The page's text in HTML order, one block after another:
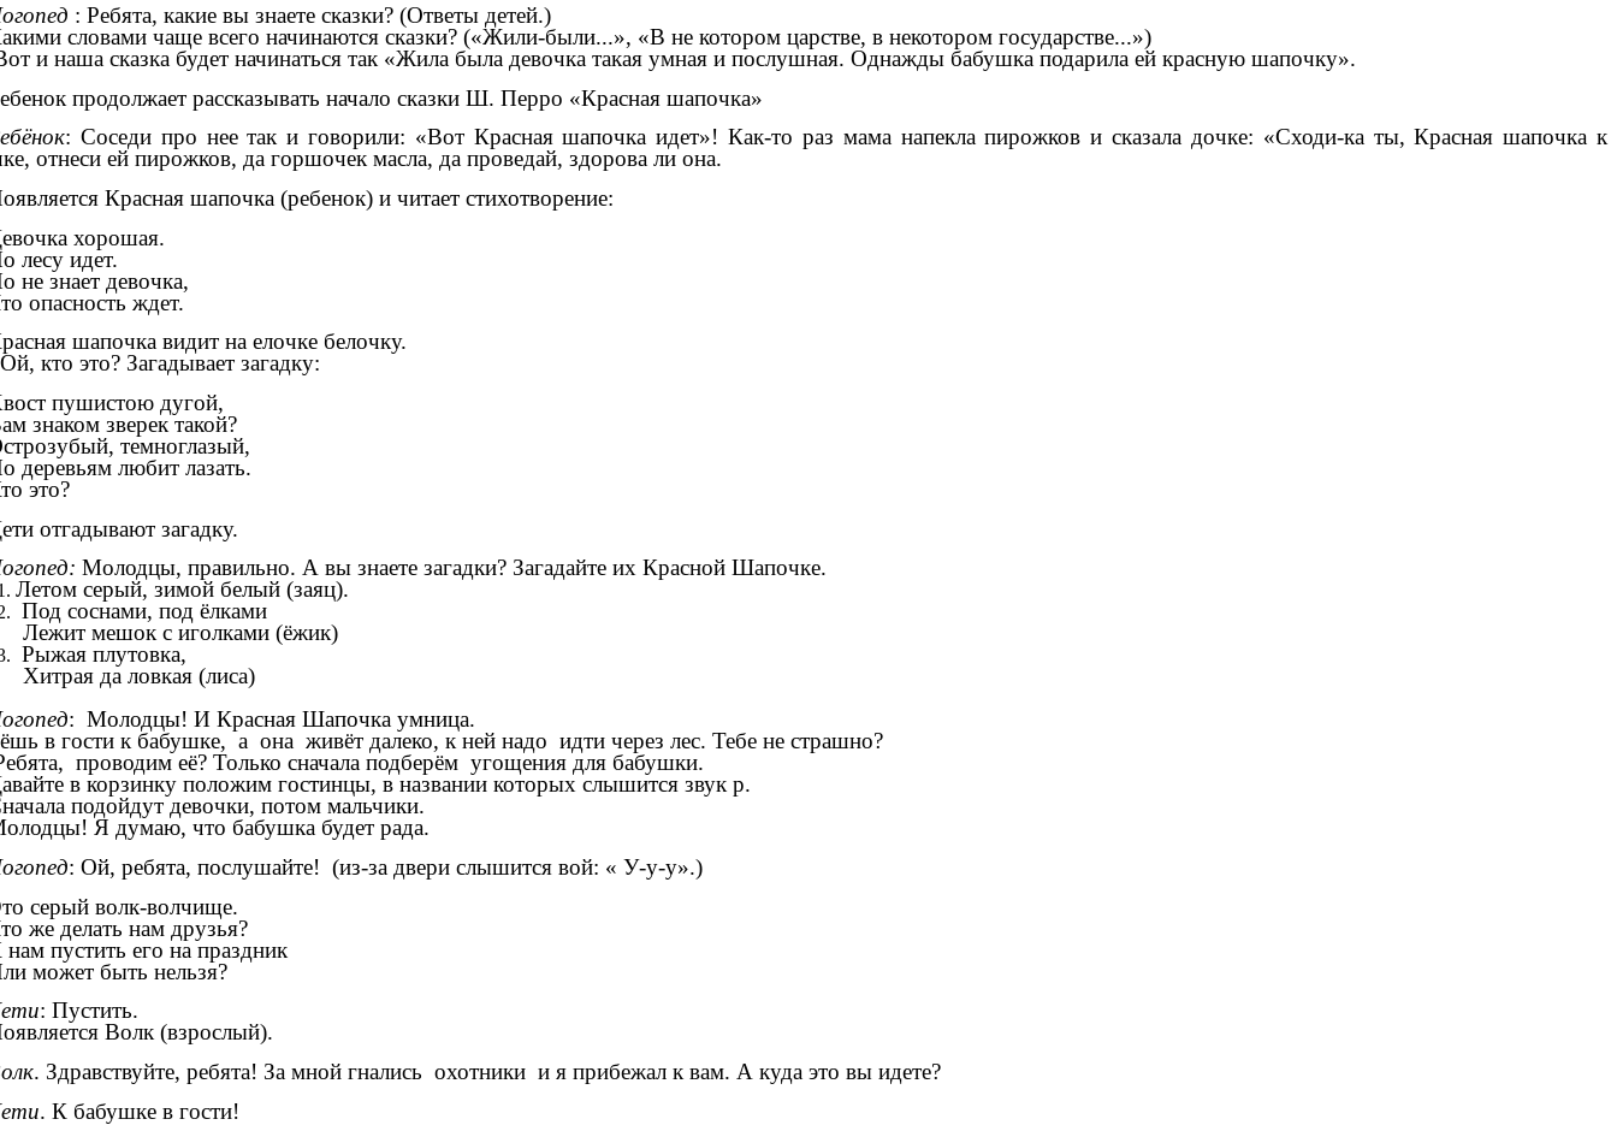
: Ребята, какие вы знаете сказки? (Ответы детей.)
словами чаще всего начинаются сказки? («Жили-были...», «В не котором царстве, в некотором государстве...»)
и наша сказка будет начинаться так «Жила была девочка такая умная и послушная. Однажды бабушка подарила ей красную шапочку».
продолжает рассказывать начало сказки Ш. Перро «Красная шапочка»
: Соседи про нее так и говорили: «Вот Красная шапочка идет»! Как-то раз мама напекла пирожков и сказала дочке: «Сходи-ка ты, Красная шапочка к
отнеси ей пирожков, да горшочек масла, да проведай, здорова ли она.
Красная шапочка (ребенок) и читает стихотворение:
хорошая.
лесу идет.
не знает девочка,
опасность ждет.
шапочка видит на елочке белочку.
кто это? Загадывает загадку:
пушистою дугой,
знаком зверек такой?
темноглазый,
деревьям любит лазать.
это?
отгадывают загадку.
Молодцы, правильно. А вы знаете загадки? Загадайте их Красной Шапочке.
Летом серый, зимой белый (заяц).
Под соснами, под ёлками
мешок с иголками (ёжик)
Рыжая плутовка,
да ловкая (лиса)
: Молодцы! И Красная Шапочка умница.
в гости к бабушке, а она живёт далеко, к ней надо идти через лес. Тебе не страшно?
проводим её? Только сначала подберём угощения для бабушки.
в корзинку положим гостинцы, в названии которых слышится звук р.
подойдут девочки, потом мальчики.
Я думаю, что бабушка будет рада.
: Ой, ребята, послушайте! (из-за двери слышится вой: « У-у-у».)
серый волк-волчище.
же делать нам друзья?
пустить его на праздник
может быть нельзя?
: Пустить.
Волк (взрослый).
. Здравствуйте, ребята! За мной гнались охотники и я прибежал к вам. А куда это вы идете?
. К бабушке в гости!